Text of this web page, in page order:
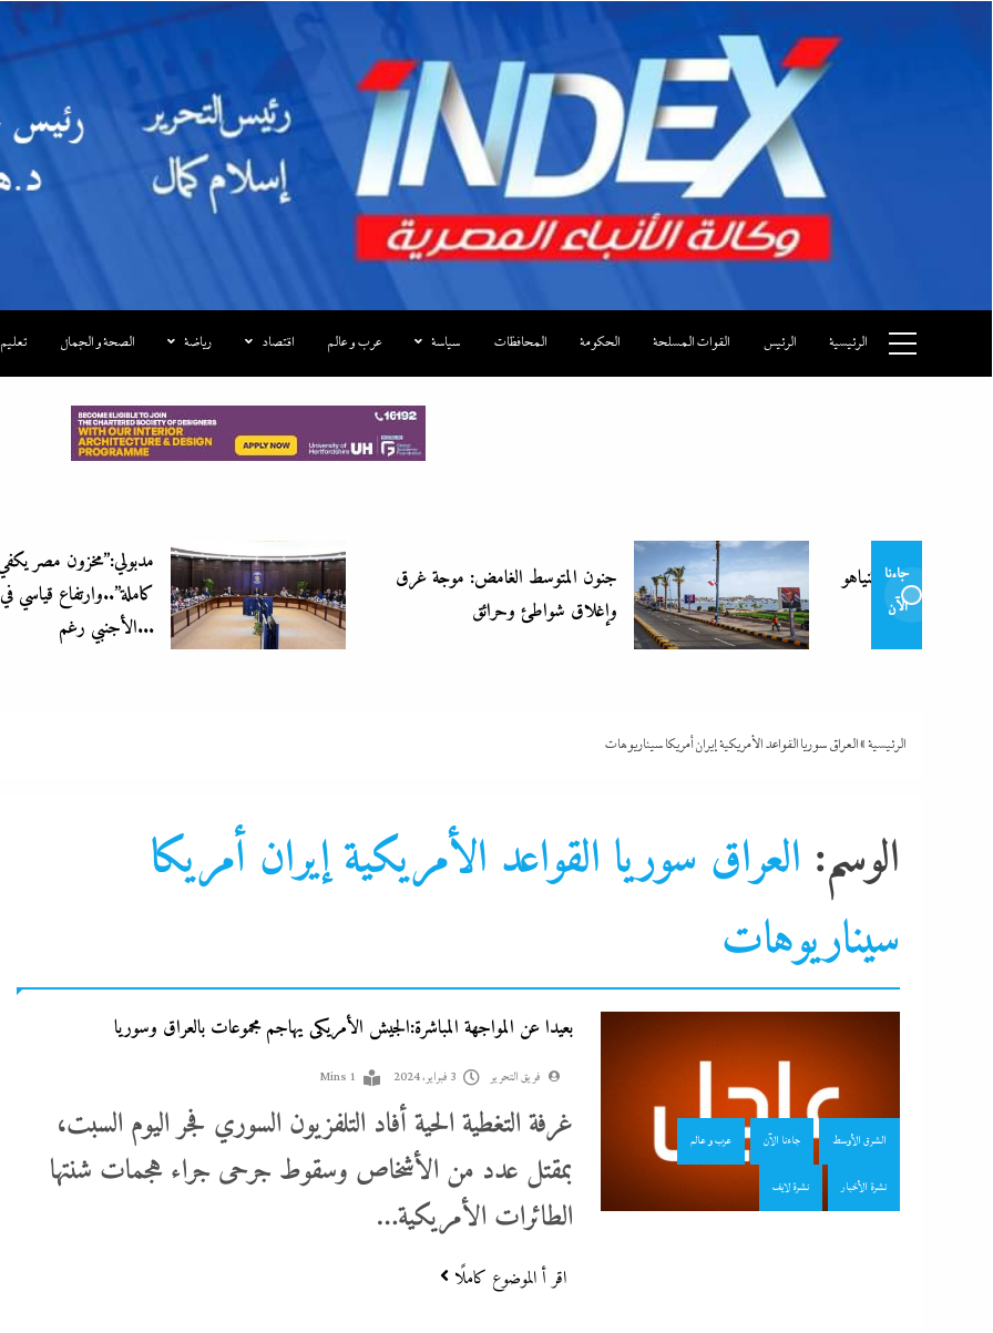
وكالة الأنباء المصرية|إندكس
الرئيسية الرئيس القوات المسلحة الحكومة المحافظات سياسة عرب و عالم اقتصاد رياضة الصحة و الجمال تعليم
جاءنا
الآن
مدبولي:”مخزون مصر يكفي سنة
كاملة”..وارتفاع قياسي في الاحتياطي
الأجنبي رغم...
جنون المتوسط الغامض: موجة غرق
وإغلاق شواطئ وحرائق
الرئيسية»العراق سوريا القواعد الأمريكية إيران أمريكا سيناريوهات
الوسم: العراق سوريا القواعد الأمريكية إيران أمريكا
سيناريوهات
الشرق الأوسط جاءنا الآن عرب و عالم
نشرة الأخبار نشرة لايف
بعيدا عن المواجهة المباشرة:الجيش الأمريكى يهاجم مجموعات بالعراق وسوريا
فريق التحرير 3 فبراير، 2024 1 Mins
غرفة التغطية الحية أفاد التلفزيون السوري فجر اليوم السبت،
بمقتل عدد من الأشخاص وسقوط جرحى جراء هجمات شنتها
الطائرات الأمريكية…
اقر أ الموضوع كاملًا